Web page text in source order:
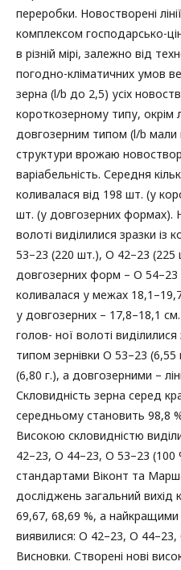
переробки. Новостворені
комплексом господарсько-
в різній мірі, залежно від
погодно-кліматичних умов
зерна (l/b до 2,5) усіх
короткозерному типу, окрім
довгозерним типом (l/b мали
структури врожаю
варіабельність. Середня
коливалася від 198 шт. (у
шт. (у довгозерних формах).
волоті виділилися зразки із
53–23 (220 шт.), О 42–23
довгозерних форм – О
коливалася у межах
у довгозерних – 17,8–18,1
голов- ної волоті
типом зернівки О 53–23
(6,80 г.), а довгозерними –
Скловидність зерна серед
середньому становить 98,8
Високою скловидністю
42–23, О 44–23, О 53–23 (100
стандартами Віконт та
досліджень загальний вихід
69,67, 68,69 %, а найкращими
виявилися: О 42–23, О
Висновки. Створені нові